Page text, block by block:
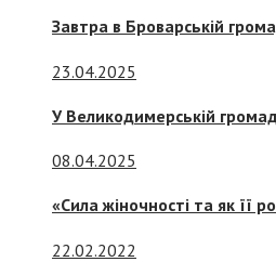
Завтра в Броварській
23.04.2025
У Великодимерській
08.04.2025
«Сила жіночності та як її
22.02.2022